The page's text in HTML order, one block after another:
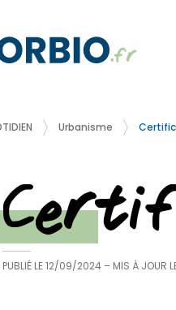
Urbanisme
PUBLIÉ LE12/09/2024 – MIS À JOUR